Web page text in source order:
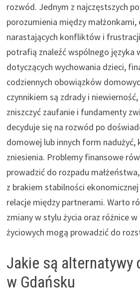
rozwód. Jednym z najczęstszych
porozumienia między
narastających konfliktów i
potrafią znaleźć wspólnego języka
dotyczących wychowania dzieci,
codziennych obowiązków
czynnikiem są zdrady i
zniszczyć zaufanie i fundamenty
decyduje się na rozwód po
domowej lub innych form nadużyć,
zniesienia. Problemy finansowe
prowadzić do rozpadu
z brakiem stabilności ekonomicznej
relacje między partnerami. Warto
zmiany w stylu życia oraz różnice
życiowych mogą prowadzić do
Jakie są alternatywy
w Gdańsku